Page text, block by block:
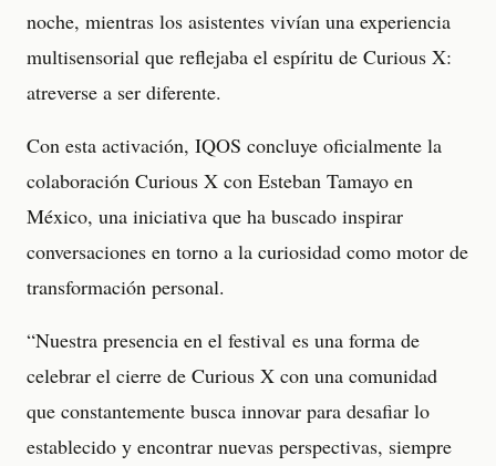
noche, mientras los asistentes vivían una experiencia
multisensorial que reflejaba el espíritu de Curious X:
atreverse a ser diferente.
Con esta activación, IQOS concluye oficialmente la
colaboración Curious X con Esteban Tamayo en
México, una iniciativa que ha buscado inspirar
conversaciones en torno a la curiosidad como motor de
transformación personal.
“Nuestra presencia en el festival es una forma de
celebrar el cierre de Curious X con una comunidad
que constantemente busca innovar para desafiar lo
establecido y encontrar nuevas perspectivas, siempre